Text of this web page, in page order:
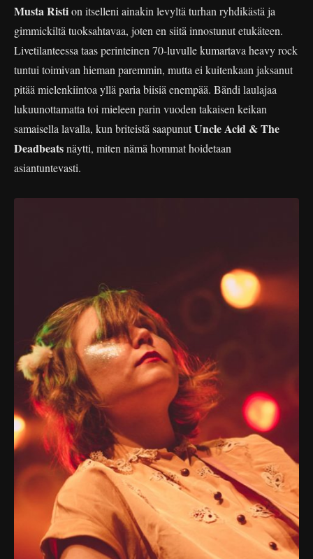
Musta Ristion itselleni ainakin levyltä turhan ryhdikästä ja
gimmickiltä tuoksahtavaa, joten en siitä innostunut etukäteen.
Livetilanteessa taas perinteinen 70-luvulle kumartava heavy rock
tuntui toimivan hieman paremmin, mutta ei kuitenkaan jaksanut
pitää mielenkiintoa yllä paria biisiä enempää. Bändi laulajaa
lukuunottamatta toi mieleen parin vuoden takaisen keikan
samaisella lavalla, kun briteistä saapunutUncle Acid & The
Deadbeatsnäytti, miten nämä hommat hoidetaan
asiantuntevasti.